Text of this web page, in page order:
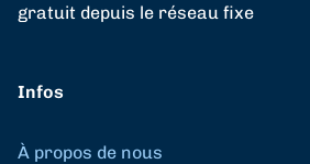
gratuit depuis le réseau fixe
Infos
À propos de nous